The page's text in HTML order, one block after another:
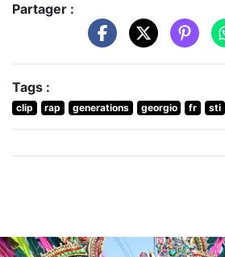
Partager :
Tags :
clip rap generations georgio fr sti